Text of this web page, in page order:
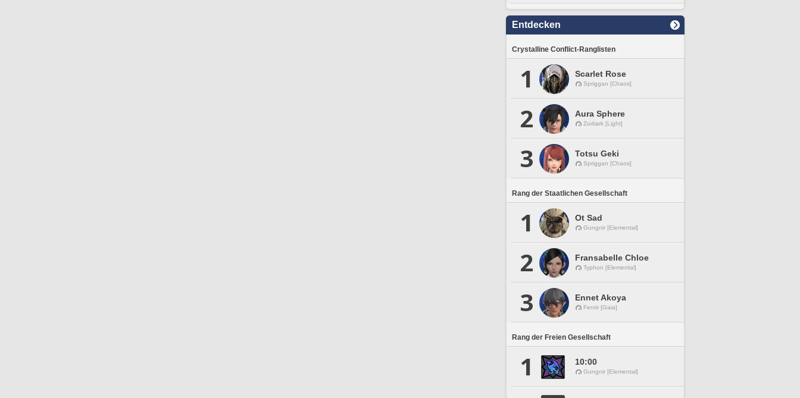
Entdecken
Crystalline Conflict-Ranglisten
1 Scarlet Rose
Spriggan [Chaos]
2 Aura Sphere
Zodiark [Light]
3 Totsu Geki
Spriggan [Chaos]
Rang der Staatlichen Gesellschaft
1 Ot Sad
Gungnir [Elemental]
2 Fransabelle Chloe
Typhon [Elemental]
3 Ennet Akoya
Fenrir [Gaia]
Rang der Freien Gesellschaft
1 10:00
Gungnir [Elemental]